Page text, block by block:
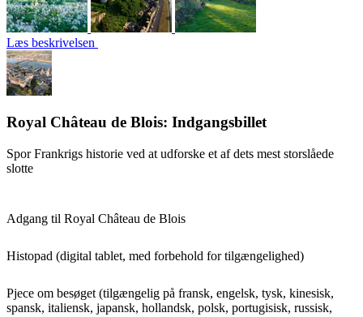
Læs beskrivelsen
Royal Château de Blois: Indgangsbillet
Spor Frankrigs historie ved at udforske et af dets mest storslåede
slotte
Adgang til Royal Château de Blois
Histopad (digital tablet, med forbehold for tilgængelighed)
Pjece om besøget (tilgængelig på fransk, engelsk, tysk, kinesisk,
spansk, italiensk, japansk, hollandsk, polsk, portugisisk, russisk,